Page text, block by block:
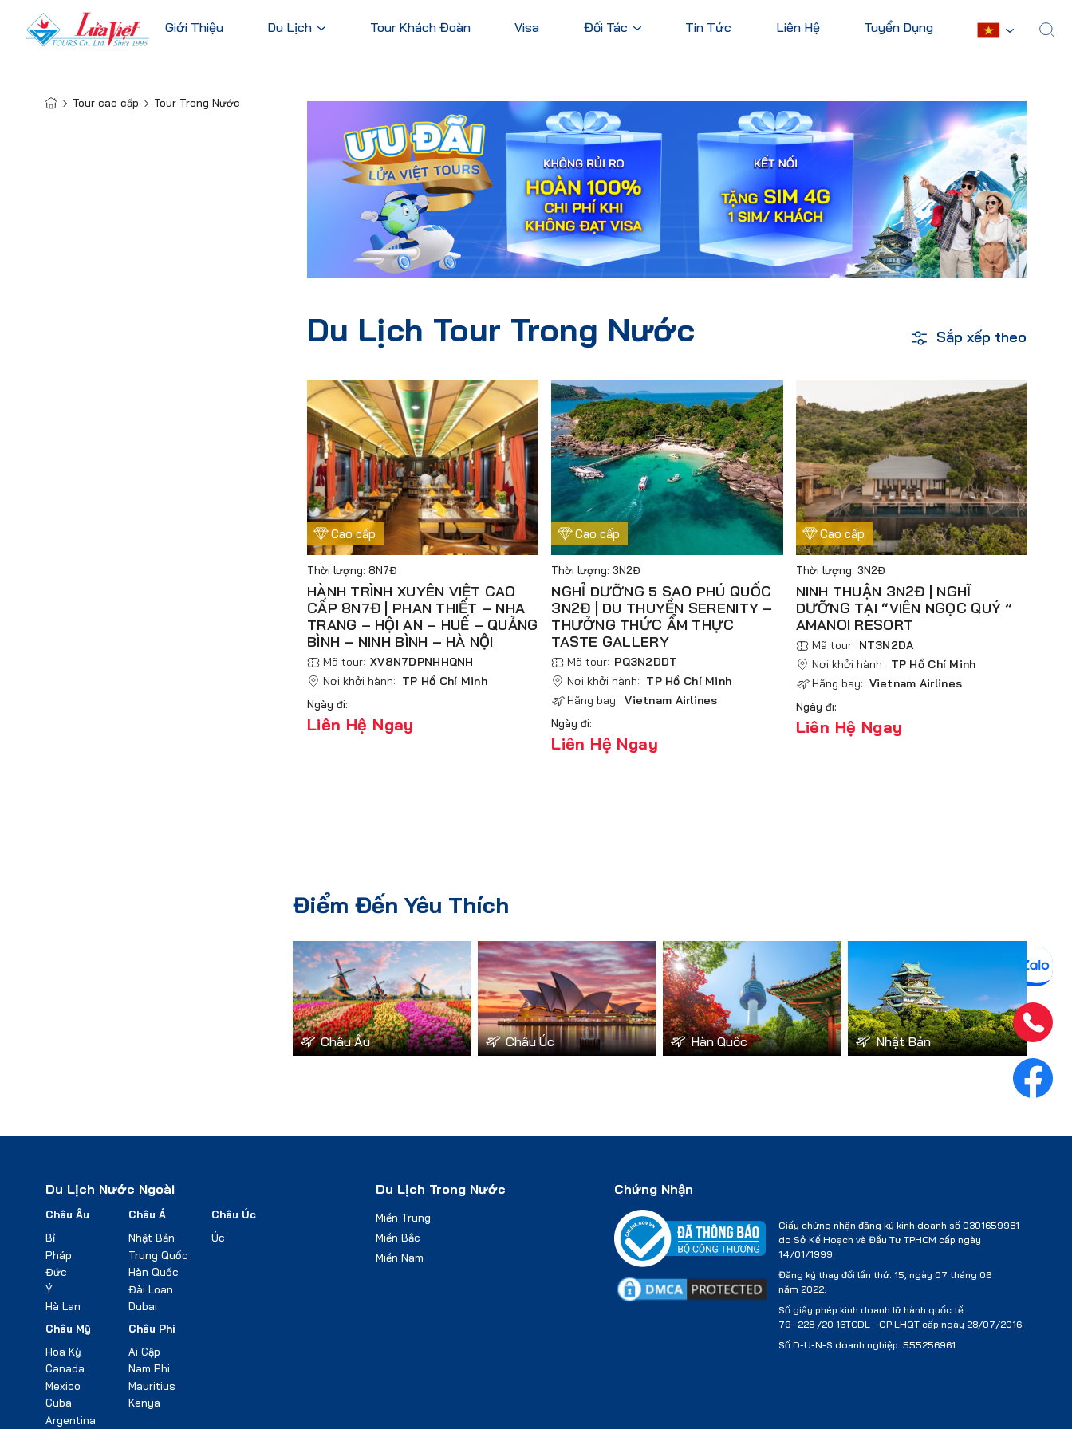
Giới Thiệu Du Lịch
Tour Trong Nước
Miền Nam
Miền Trung
Tour Nước Ngoài
Châu Nam Cực
Châu Phi
Châu Âu
Châu Mỹ
Châu Á
Tour Du Thuyền
Châu Á
Tour Khách Đoàn Visa Đối Tác
Tài Chính
Thương Mại
Tin Tức Liên Hệ Tuyển Dụng
Tour cao cấp Tour Trong Nước
Du Lịch Tour Trong Nước Sắp xếp theo
Cao cấp
Thời lượng: 8N7Đ
HÀNH TRÌNH XUYÊN VIỆT CAO
CẤP 8N7Đ | PHAN THIẾT – NHA
TRANG – HỘI AN – HUẾ – QUẢNG
BÌNH – NINH BÌNH – HÀ NỘI
Mã tour: XV8N7DPNHHQNH
Nơi khởi hành: TP Hồ Chí Minh
Ngày đi:
Liên Hệ Ngay
Cao cấp
Thời lượng: 3N2Đ
NGHỈ DƯỠNG 5 SAO PHÚ QUỐC
3N2Đ | DU THUYỀN SERENITY –
THƯỞNG THỨC ẨM THỰC
TASTE GALLERY
Mã tour: PQ3N2DDT
Nơi khởi hành: TP Hồ Chí Minh
Hãng bay: Vietnam Airlines
Ngày đi:
Liên Hệ Ngay
Cao cấp
Thời lượng: 3N2Đ
NINH THUẬN 3N2Đ | NGHĨ
DƯỠNG TẠI “VIÊN NGỌC QUÝ ”
AMANOI RESORT
Mã tour: NT3N2DA
Nơi khởi hành: TP Hồ Chí Minh
Hãng bay: Vietnam Airlines
Ngày đi:
Liên Hệ Ngay
Điểm Đến Yêu Thích
Châu Âu Châu Úc Hàn Quốc Nhật Bản
Du Lịch Nước Ngoài
Châu Âu
Bỉ
Pháp
Đức
Ý
Hà Lan
Châu Á
Nhật Bản
Trung Quốc
Hàn Quốc
Đài Loan
Dubai
Châu Úc
Úc
Châu Mỹ
Hoa Kỳ
Canada
Mexico
Cuba
Argentina
Châu Phi
Ai Cập
Nam Phi
Mauritius
Kenya
Du Lịch Trong Nước
Miền Trung
Miền Bắc
Miền Nam
Chứng Nhận
Giấy chứng nhận đăng ký kinh doanh số 0301659981
do Sở Kế Hoạch và Đầu Tư TPHCM cấp ngày
14/01/1999.
Đăng ký thay đổi lần thứ: 15, ngày 07 tháng 06
năm 2022.
Số giấy phép kinh doanh lữ hành quốc tế:
79 -228 /20 16TCDL - GP LHQT cấp ngày 28/07/2016.
Số D-U-N-S doanh nghiệp: 555256961